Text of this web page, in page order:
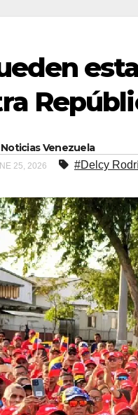
Noticias Venezuela
25, 2026 #Delcy